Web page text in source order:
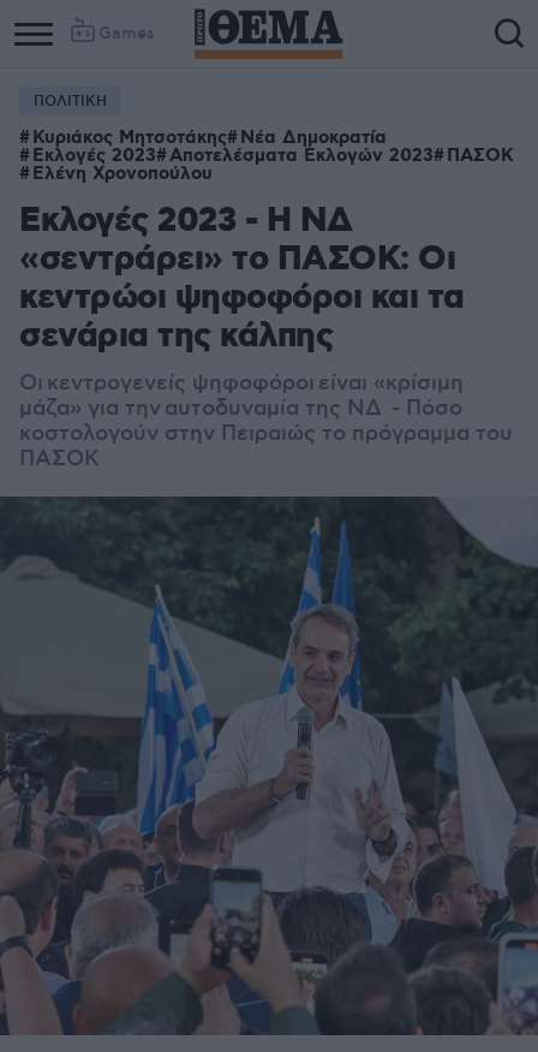
Games
ΠΟΛΙΤΙΚΗ
Κυριάκος Μητσοτάκης Νέα Δημοκρατία
Εκλογές 2023 Αποτελέσματα Εκλογών 2023 ΠΑΣΟΚ
Ελένη Χρονοπούλου
Εκλογές 2023 - Η ΝΔ
«σεντράρει» το ΠΑΣΟΚ: Οι
κεντρώοι ψηφοφόροι και τα
σενάρια της κάλπης
Οι κεντρογενείς ψηφοφόροι είναι «κρίσιμη
μάζα» για την αυτοδυναμία της ΝΔ - Πόσο
κοστολογούν στην Πειραιώς το πρόγραμμα του
ΠΑΣΟΚ